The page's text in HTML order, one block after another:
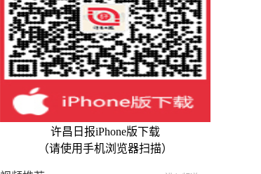
许昌日报iPhone版下载
（请使用手机浏览器扫描）